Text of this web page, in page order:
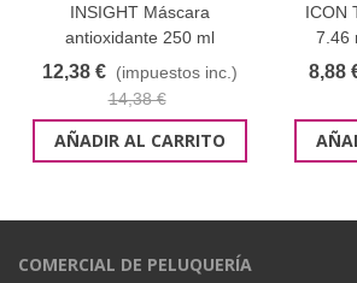
INSIGHT Máscara
antioxidante 250 ml
liquidación envase de plástico
12,38 € (impuestos inc.)
14,38 €
AÑADIR AL CARRITO
ICON
7.46
8,88
COMERCIAL DE PELUQUERÍA